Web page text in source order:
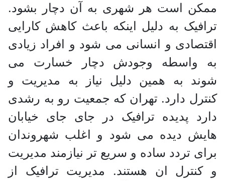
ممکن است هر شهری به آن دچار بشود.
ترافیک به دلیل اینکه باعث کاهش کارایی
اقتصادی و انسانی می شود و افراد زیادی
به واسطه وجودش دچار خسارت می
شوند به همین دلیل نیاز به مدیریت و
کنترل دارد. تهران که جمعیت رو به رشدی
دارد پدیده ترافیک در جای جای خیابان
هایش دیده می شود و اغلب شهروندان
برای تردد ساده و سریع تر نیازمند مدیریت
و کنترل ان هستند. مدیریت ترافیک از